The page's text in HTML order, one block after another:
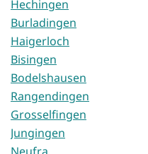
Hechingen
Burladingen
Haigerloch
Bisingen
Bodelshausen
Rangendingen
Grosselfingen
Jungingen